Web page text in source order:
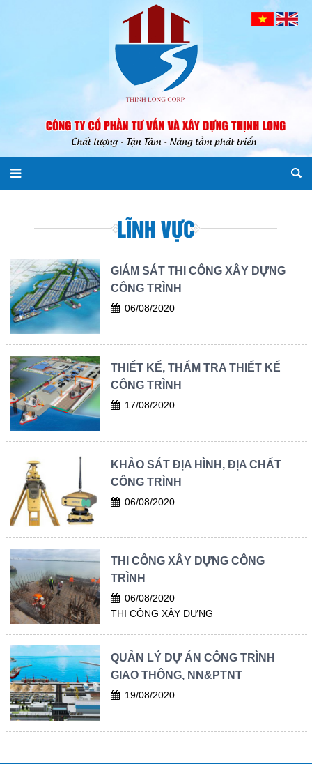
LĨNH VỰC
GIÁM SÁT THI CÔNG XÂY DỰNG
CÔNG TRÌNH
06/08/2020
THIẾT KẾ, THẨM TRA THIẾT KẾ
CÔNG TRÌNH
17/08/2020
KHẢO SÁT ĐỊA HÌNH, ĐỊA CHẤT
CÔNG TRÌNH
06/08/2020
THI CÔNG XÂY DỰNG CÔNG
TRÌNH
06/08/2020
THI CÔNG XÂY DỰNG
QUẢN LÝ DỰ ÁN CÔNG TRÌNH
GIAO THÔNG, NN&PTNT
19/08/2020